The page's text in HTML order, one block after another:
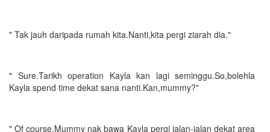
" Tak jauh daripada rumah kita.Nanti,kita pergi ziarah dia."
" Sure.Tarikh operation Kayla kan lagi seminggu.So,bolehla
Kayla spend time dekat sana nanti.Kan,mummy?"
" Of course.Mummy nak bawa Kayla pergi jalan-jalan dekat area